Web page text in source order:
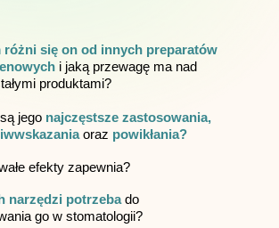
jego najczęstsze zastosowania,
oraz powikłania?
efekty zapewnia?
narzędzi potrzebado
go w stomatologii?
różni się on od innych preparatów
i jaką przewagę ma nad
produktami?